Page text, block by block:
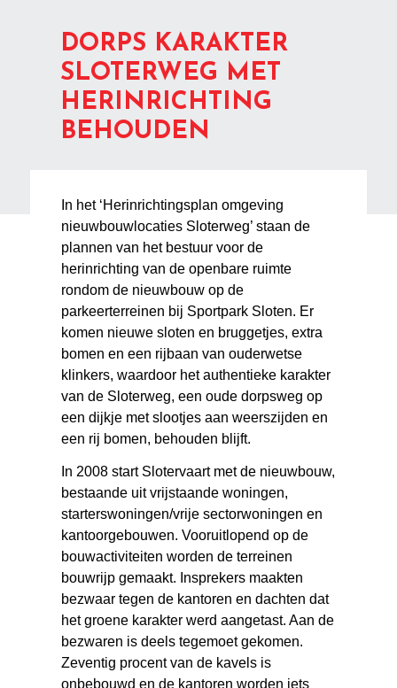
DORPS KARAKTER
SLOTERWEG MET
HERINRICHTING
BEHOUDEN
In het ‘Herinrichtingsplan omgeving
nieuwbouwlocaties Sloterweg’ staan de
plannen van het bestuur voor de
herinrichting van de openbare ruimte
rondom de nieuwbouw op de
parkeerterreinen bij Sportpark Sloten. Er
komen nieuwe sloten en bruggetjes, extra
bomen en een rijbaan van ouderwetse
klinkers, waardoor het authentieke karakter
van de Sloterweg, een oude dorpsweg op
een dijkje met slootjes aan weerszijden en
een rij bomen, behouden blijft.
In 2008 start Slotervaart met de nieuwbouw,
bestaande uit vrijstaande woningen,
starterswoningen/vrije sectorwoningen en
kantoorgebouwen. Vooruitlopend op de
bouwactiviteiten worden de terreinen
bouwrijp gemaakt. Insprekers maakten
bezwaar tegen de kantoren en dachten dat
het groene karakter werd aangetast. Aan de
bezwaren is deels tegemoet gekomen.
Zeventig procent van de kavels is
onbebouwd en de kantoren worden iets